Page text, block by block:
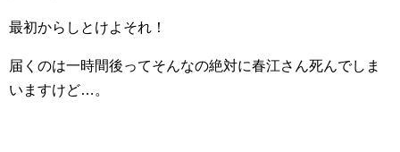
最初からしとけよそれ！
届くのは一時間後ってそんなの絶対に春江さん死んでしま
いますけど…。